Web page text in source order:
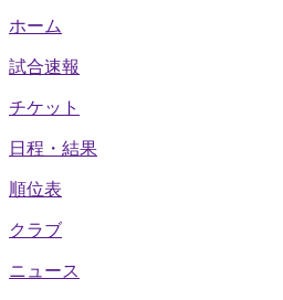
ホーム
試合速報
チケット
日程・結果
順位表
クラブ
ニュース